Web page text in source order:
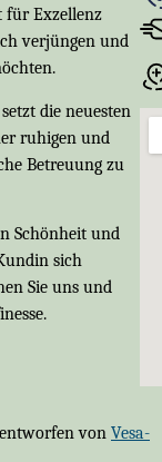
für Exzellenz
verjüngen und
die neuesten
ruhigen und
Betreuung zu
Schönheit und
sich
Sie uns und
von Vesa-